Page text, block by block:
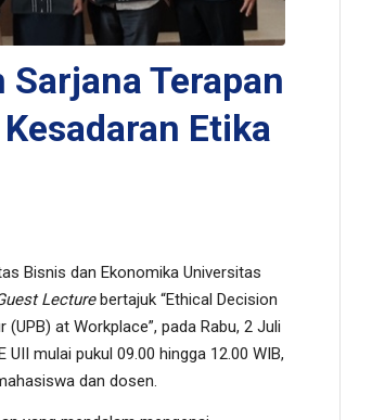
Terapan
Etika
Bisnis dan Ekonomika Universitas
Lecturebertajuk “Ethical Decision
at Workplace”, pada Rabu, 2 Juli
mulai pukul 09.00 hingga 12.00 WIB,
dan dosen.